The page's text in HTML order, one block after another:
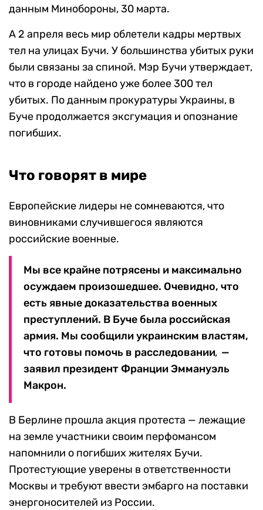
данным Минобороны, 30 марта.
А 2 апреля весь мир облетели кадры мертвых
тел на улицах Бучи. У большинства убитых руки
были связаны за спиной. Мэр Бучи утверждает,
что в городе найдено уже более 300 тел
убитых. По данным прокуратуры Украины, в
Буче продолжается эксгумация и опознание
погибших.
Что говорят в мире
Европейские лидеры не сомневаются, что
виновниками случившегося являются
российские военные.
Мы все крайне потрясены и максимально
осуждаем произошедшее. Очевидно, что
есть явные доказательства военных
преступлений. В Буче была российская
армия. Мы сообщили украинским властям,
что готовы помочь в расследовании, —
заявил президент Франции Эммануэль
Макрон.
В Берлине прошла акция протеста — лежащие
на земле участники своим перфомансом
напомнили о погибших жителях Бучи.
Протестующие уверены в ответственности
Москвы и требуют ввести эмбарго на поставки
энергоносителей из России.